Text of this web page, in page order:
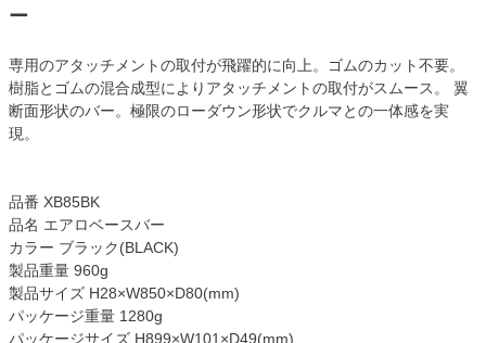
ー
専用のアタッチメントの取付が飛躍的に向上。ゴムのカット不要。
樹脂とゴムの混合成型によりアタッチメントの取付がスムース。 翼
断面形状のバー。極限のローダウン形状でクルマとの一体感を実
現。
品番 XB85BK
品名 エアロベースバー
カラー ブラック(BLACK)
製品重量 960g
製品サイズ H28×W850×D80(mm)
パッケージ重量 1280g
パッケージサイズ H899×W101×D49(mm)